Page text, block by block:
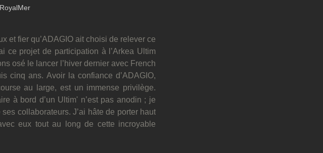
et fier qu’ADAGIO ait choisi de relever ce
ce projet de participation à l’Arkea Ultim
osé le lancer l’hiver dernier avec French
cinq ans. Avoir la confiance d’ADAGIO,
au large, est un immense privilège.
à bord d’un Ultim' n’est pas anodin ; je
collaborateurs. J’ai hâte de porter haut
eux tout au long de cette incroyable